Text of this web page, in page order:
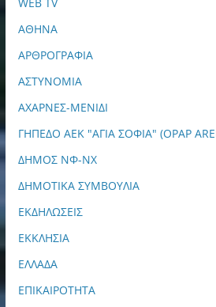
ΑΘΗΝΑ
ΑΡΘΡΟΓΡΑΦΙΑ
ΑΣΤΥΝΟΜΙΑ
ΑΧΑΡΝΕΣ-ΜΕΝΙΔΙ
ΓΗΠΕΔΟ ΑΕΚ "ΑΓΙΑ ΣΟΦΙΑ" (OPAP
ΔΗΜΟΣ ΝΦ-ΝΧ
ΔΗΜΟΤΙΚΑ ΣΥΜΒΟΥΛΙΑ
ΕΚΔΗΛΩΣΕΙΣ
ΕΚΚΛΗΣΙΑ
ΕΛΛΑΔΑ
ΕΠΙΚΑΙΡΟΤΗΤΑ